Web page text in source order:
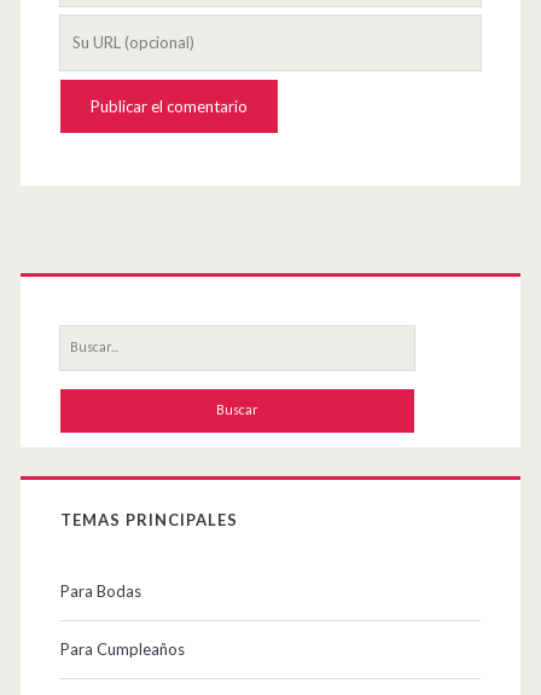
de
Sidebar
Buscar
por:
TEMAS PRINCIPALES
Para Bodas
Para Cumpleaños